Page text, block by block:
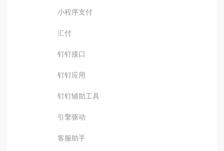
小程序支付
汇付
钉钉接口
钉钉应用
钉钉辅助工具
引擎驱动
客服助手